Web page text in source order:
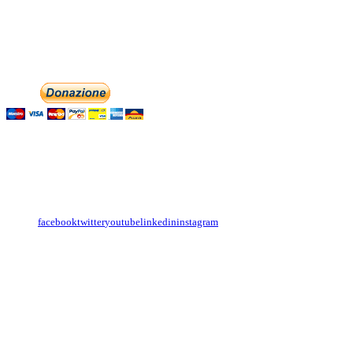
facebooktwitteryoutubelinkedininstagram
English
Italiano